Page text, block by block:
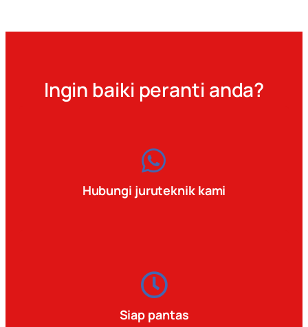
Ingin baiki peranti anda?
Hubungi juruteknik kami
Siap pantas